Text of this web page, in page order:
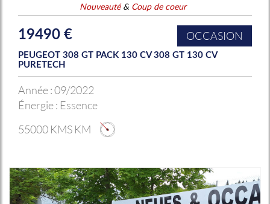
Nouveauté& Coup de coeur
19490 € OCCASION
PEUGEOT 308 GT PACK 130 CV 308 GT 130 CV
PURETECH
Année :09/2022
Énergie : Essence
55000 KMS KM